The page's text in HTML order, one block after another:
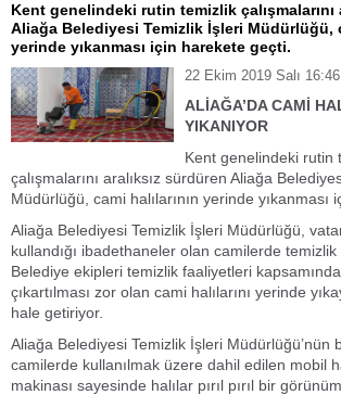
Kent genelindeki rutin temizlik çalışmalarını
Aliağa Belediyesi Temizlik İşleri Müdürlüğü,
yerinde yıkanması için harekete geçti.
22 Ekim 2019 Salı 16:46
ALİAĞA’DA CAMİ
YIKANIYOR
Kent genelindeki rutin
çalışmalarını aralıksız sürdüren Aliağa
Müdürlüğü, cami halılarının yerinde yıkanması
Aliağa Belediyesi Temizlik İşleri Müdürlüğü,
kullandığı ibadethaneler olan camilerde temizlik
Belediye ekipleri temizlik faaliyetleri
çıkartılması zor olan cami halılarını yerinde
hale getiriyor.
Aliağa Belediyesi Temizlik İşleri Müdürlüğü’nün
camilerde kullanılmak üzere dahil edilen mobil
makinası sayesinde halılar pırıl pırıl bir